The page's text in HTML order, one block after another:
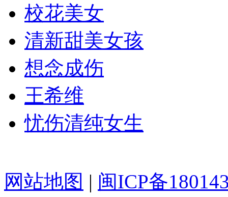
校花美女
清新甜美女孩
想念成伤
王希维
忧伤清纯女生
网站地图 | 闽ICP备